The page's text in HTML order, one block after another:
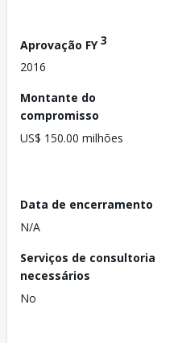
Aprovação FY3
2016
Montante do
compromisso
US$ 150.00 milhões
Data de encerramento
N/A
Serviços de consultoria
necessários
No